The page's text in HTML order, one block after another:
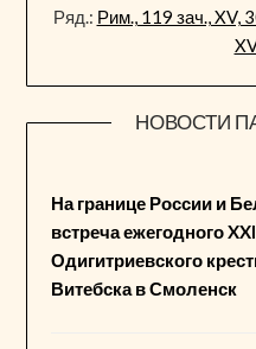
Ряд.: Рим., 119 зач., XV,
НОВОСТИ
На границе России и
встреча ежегодного
Одигитриевского
Витебска в Смоленск